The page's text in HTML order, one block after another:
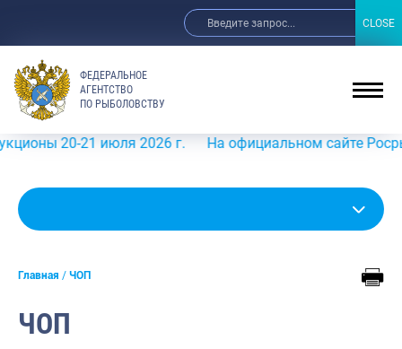
ФЕДЕРАЛЬНОЕ
АГЕНТСТВО
ПО РЫБОЛОВСТВУ
20-21 июля 2026 г. На официальном сайте
Главная ЧОП
ЧОП
CLOSE
CLOSE